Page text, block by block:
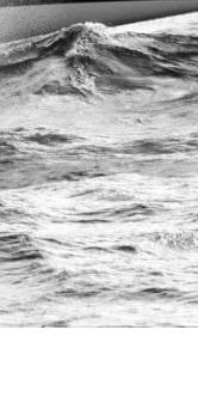
23,Records